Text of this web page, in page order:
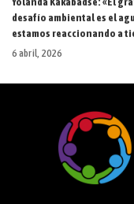
desafío ambiental es el
estamos reaccionando a
6 abril, 2026